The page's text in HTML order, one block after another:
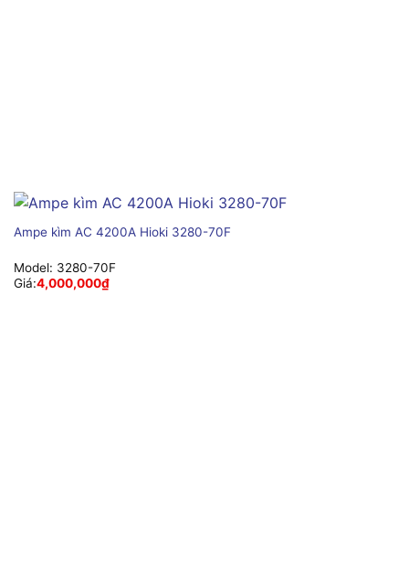
Ampe kìm AC 4200A Hioki 3280-70F
Model: 3280-70F
Giá:4,000,000₫